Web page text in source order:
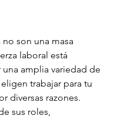
son una masa
laboral está
amplia variedad de
trabajar para tu
diversas razones.
sus roles,